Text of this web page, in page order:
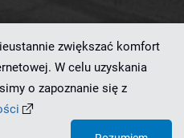
zwiększać komfort
W celu uzyskania
o zapoznanie się z